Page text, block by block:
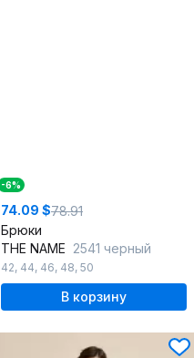
-6%
74.09 $78.91
Брюки
THE NAME 2541 черный
42, 44, 46, 48, 50
В корзину